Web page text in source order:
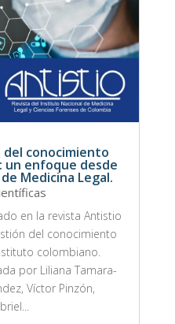
conocimiento
un enfoque desde
Medicina Legal.
en la revista Antistio
del conocimiento
colombiano.
por Liliana Tamara-
Víctor Pinzón,